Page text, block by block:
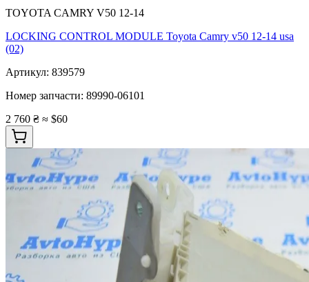
TOYOTA CAMRY V50 12-14
LOCKING CONTROL MODULE Toyota Camry v50 12-14 usa
(02)
Артикул: 839579
Номер запчасти: 89990-06101
2 760 ₴ ≈ $60